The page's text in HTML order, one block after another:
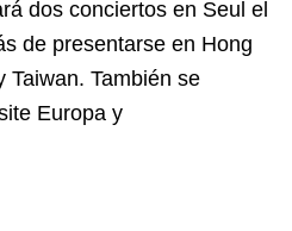
dos conciertos en Seul el
de presentarse en Hong
Taiwan. También se
Europa y